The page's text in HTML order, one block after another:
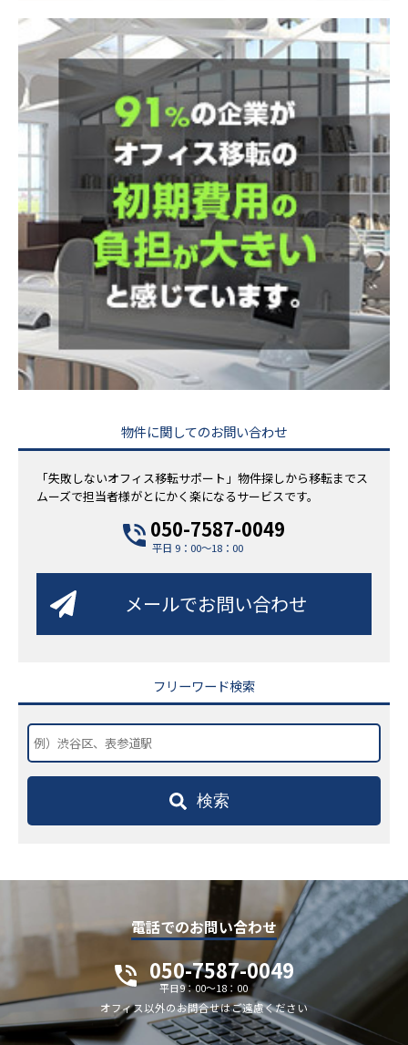
物件に関してのお問い合わせ
「失敗しないオフィス移転サポート」物件探しから移転までス
ムーズで担当者様がとにかく楽になるサービスです。
050-7587-0049
平日 9：00～18：00
メールでお問い合わせ
フリーワード検索
検索
電話でのお問い合わせ
050-7587-0049
平日9：00～18：00
オフィス以外のお問合せはご遠慮ください